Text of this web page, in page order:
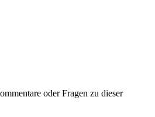
oder Fragen zu dieser